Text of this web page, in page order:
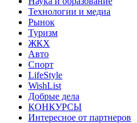
Технологии и медиа
Рынок
Туризм
ЖКХ
Авто
Спорт
LifeStyle
WishList
Добрые дела
КОНКУРСЫ
Интересное от партнеров